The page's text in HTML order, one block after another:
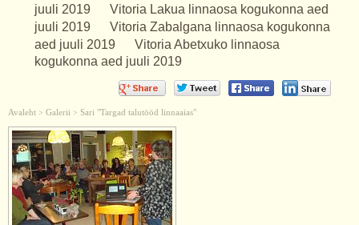
juuli 2019
Vitoria Lakua linnaosa kogukonna aed
juuli 2019
Vitoria Zabalgana linnaosa kogukonna
aed juuli 2019
Vitoria Abetxuko linnaosa
kogukonna aed juuli 2019
Avaleht > Galerii > Sari "Targad talutööd linnaaias"